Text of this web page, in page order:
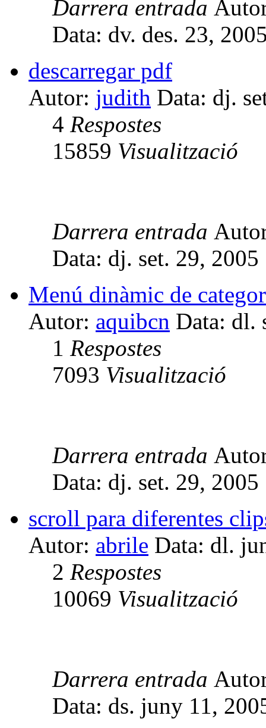
Darrera entrada
Data: dv. des. 23,
descarregar pdf
Autor: judith Data: dj.
4 Respostes
15859 Visualització
Darrera entrada
Data: dj. set. 29,
Menú dinàmic de
Autor: aquibcn Data: dl.
1 Respostes
7093 Visualització
Darrera entrada
Data: dj. set. 29,
scroll para diferentes
Autor: abrile Data: dl.
2 Respostes
10069 Visualització
Darrera entrada
Data: ds. juny 11,